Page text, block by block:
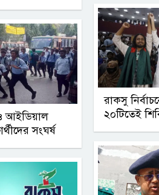
আইডিয়াল
সংঘর্ষ
রাকসু
২০টিতেই